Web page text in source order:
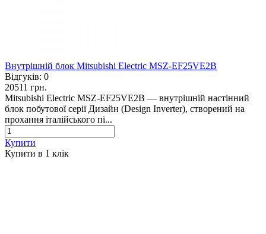
Внутрішній блок Mitsubishi Electric MSZ-EF25VE2B
Відгуків: 0
20511 грн.
Mitsubishi Electric MSZ-EF25VE2B — внутрішній настінний
блок побутової серії Дизайн (Design Inverter), створений на
прохання італійського пі...
Купити
Купити в 1 клiк